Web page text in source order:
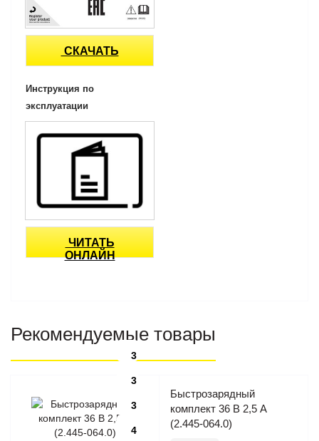
СКАЧАТЬ
Инструкция по
эксплуатации
ЧИТАТЬ
ОНЛАЙН
Рекомендуемые товары
3
3
3
4
Быстрозарядный
комплект 36 В 2,5 А
(2.445-064.0)